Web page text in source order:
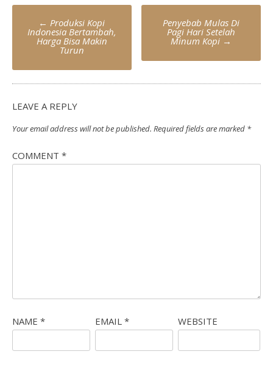
Post
navigation
← Produksi Kopi
Indonesia Bertambah,
Harga Bisa Makin
Turun
Penyebab Mulas Di
Pagi Hari Setelah
Minum Kopi →
LEAVE A REPLY
Your email address will not be published. Required fields are marked *
COMMENT *
NAME * EMAIL * WEBSITE